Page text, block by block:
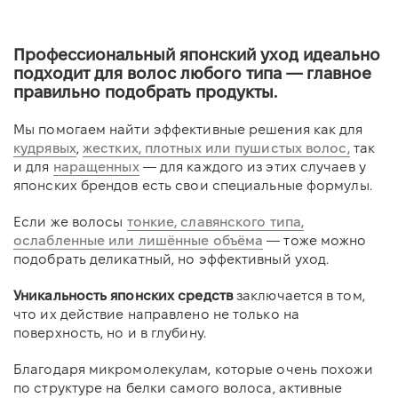
Профессиональный японский уход идеально
подходит для волос любого типа — главное
правильно подобрать продукты.
Мы помогаем найти эффективные решения как для
кудрявых,жестких, плотных или пушистых волос,так
и для наращенных— для каждого из этих случаев у
японских брендов есть свои специальные формулы.
Если же волосы тонкие, славянского типа,
ослабленные или лишённые объёма — тоже можно
подобрать деликатный, но эффективный уход.
Уникальность японских средствзаключается в том,
что их действие направлено не только на
поверхность, но и в глубину.
Благодаря микромолекулам, которые очень похожи
по структуре на белки самого волоса, активные